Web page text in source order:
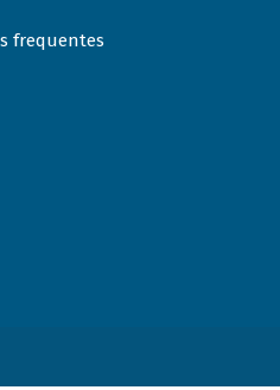
frequentes